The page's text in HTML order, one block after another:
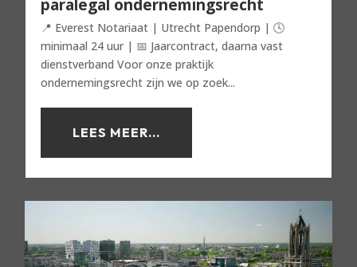
paralegal ondernemingsrecht
📍 Everest Notariaat | Utrecht Papendorp | 🕓
minimaal 24 uur | 📅 Jaarcontract, daarna vast
dienstverband Voor onze praktijk
ondernemingsrecht zijn we op zoek...
LEES MEER...